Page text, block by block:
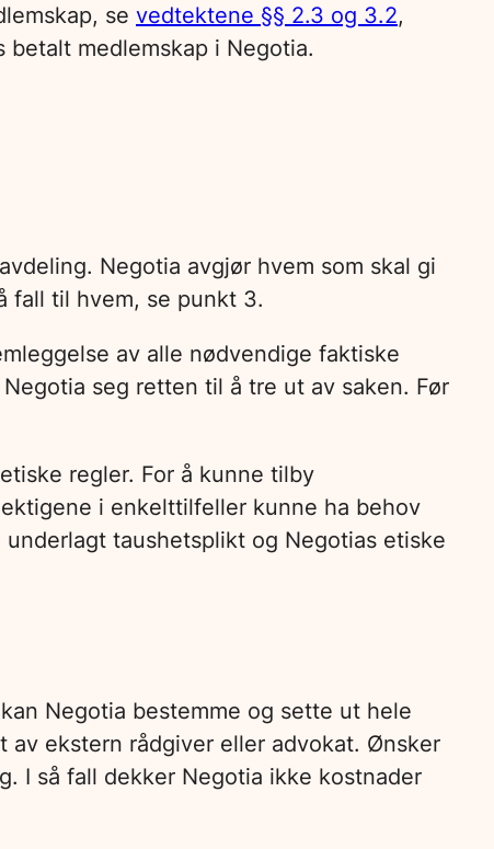
se vedtektene §§ 2.3 og 3.2,
medlemskap i Negotia.
Negotia avgjør hvem som skal gi
fall til hvem, se punkt 3.
av alle nødvendige faktiske
seg retten til å tre ut av saken. Før
regler. For å kunne tilby
i enkelttilfeller kunne ha behov
taushetsplikt og Negotias etiske
Negotia bestemme og sette ut hele
av ekstern rådgiver eller advokat. Ønsker
I så fall dekker Negotia ikke kostnader